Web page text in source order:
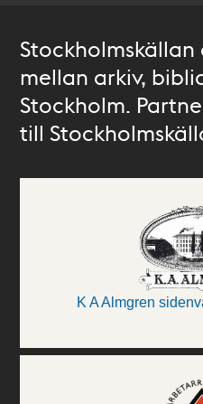
mellan arkiv,
Stockholm.
till
K A Almgren